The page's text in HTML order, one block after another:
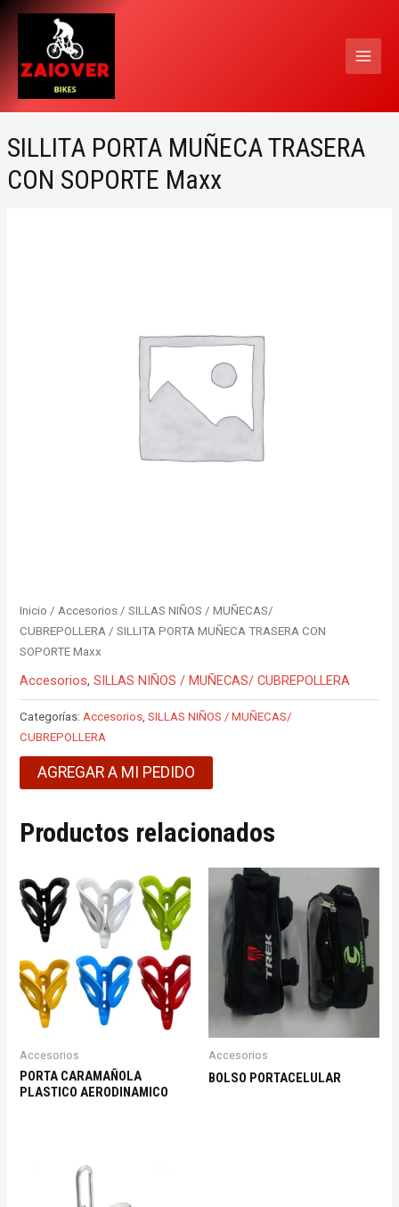
contenido
SILLITA PORTA MUÑECA TRASERA
CON SOPORTE Maxx
Inicio /Accesorios /SILLAS NIÑOS / MUÑECAS/
CUBREPOLLERA / SILLITA PORTA MUÑECA TRASERA CON
SOPORTE Maxx
Accesorios,SILLAS NIÑOS / MUÑECAS/ CUBREPOLLERA
Categorías: Accesorios ,SILLAS NIÑOS / MUÑECAS/
CUBREPOLLERA
AGREGAR A MI PEDIDO
Productos relacionados
Accesorios
PORTA CARAMAÑOLA
PLASTICO AERODINAMICO
Accesorios
BOLSO PORTACELULAR